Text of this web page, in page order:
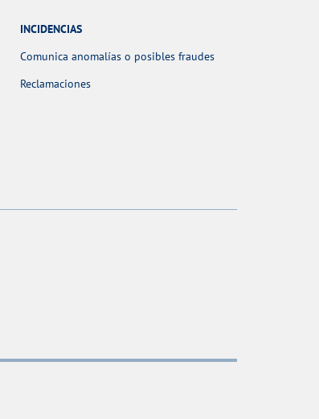
INCIDENCIAS
Comunica anomalías o posibles fraudes
Reclamaciones